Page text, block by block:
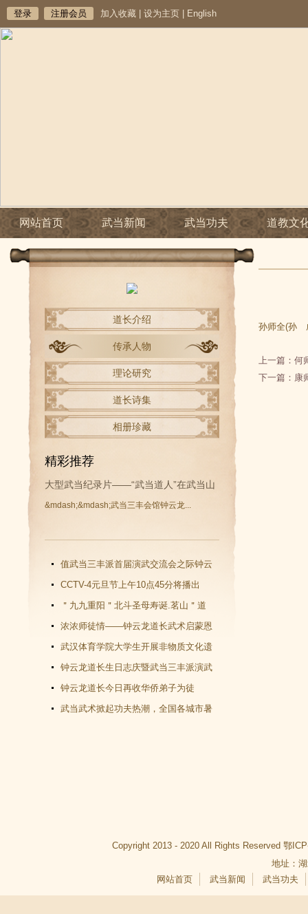
登录 注册会员 加入收藏 设为主页 English
网站首页 武当新闻 武当功夫 道教文
道长介绍
传承人物
理论研究
道长诗集
相册珍藏
精彩推荐
大型武当纪录片——“武当道人”在武当山
&mdash;&mdash;武当三丰会馆钟云龙...
值武当三丰派首届演武交流会之际钟云
龙道长再收新徒
CCTV-4元旦节上午10点45分将播出
《武当功夫传人 钟云龙》纪录片
＂九九重阳＂北斗圣母寿诞.茗山＂道
教文化＂汇演圆满谢幕
浓浓师徒情——钟云龙道长武术启蒙恩
师千里赴武当会面
武汉体育学院大学生开展非物质文化遗
产（武当武术）调查活动
钟云龙道长生日志庆暨武当三丰派演武
交流大会成功举办
钟云龙道长今日再收华侨弟子为徒
武当武术掀起功夫热潮，全国各城市暑
孙师全(孙
上一篇： 何
下一篇： 康
Copyright 2013 - 2020 All Rights Reserved 鄂
地址：
网站首页
武当新闻 武当功夫